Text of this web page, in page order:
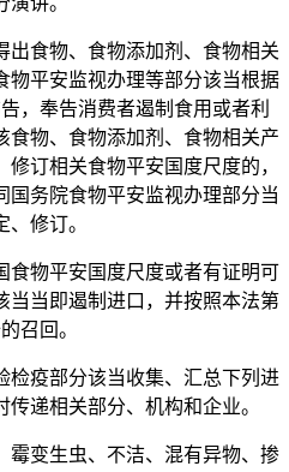
食物、食物添加剂、食物相关
物平安监视办理等部分该当根据
，奉告消费者遏制食用或者利
食物、食物添加剂、食物相关产
订相关食物平安国度尺度的，
国务院食物平安监视办理部分当
、修订。
物平安国度尺度或者有证明可
当当即遏制进口，并按照本法第
召回。
疫部分该当收集、汇总下列进
递相关部分、机构和企业。
变生虫、不洁、混有异物、掺